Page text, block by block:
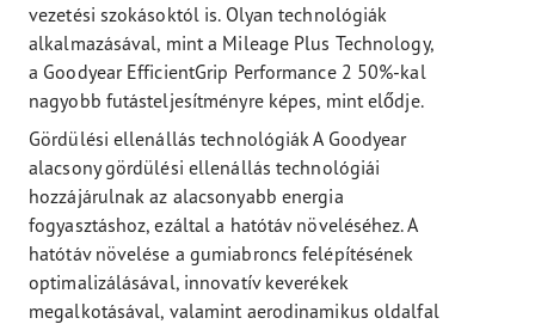
vezetési szokásoktól is. Olyan technológiák
alkalmazásával, mint a Mileage Plus Technology,
a Goodyear EfficientGrip Performance 2 50%-kal
nagyobb futásteljesítményre képes, mint elődje.
Gördülési ellenállás technológiák A Goodyear
alacsony gördülési ellenállás technológiái
hozzájárulnak az alacsonyabb energia
fogyasztáshoz, ezáltal a hatótáv növeléséhez. A
hatótáv növelése a gumiabroncs felépítésének
optimalizálásával, innovatív keverékek
megalkotásával, valamint aerodinamikus oldalfal